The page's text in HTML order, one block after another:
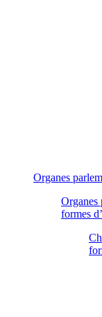
Organes
Organes
formes